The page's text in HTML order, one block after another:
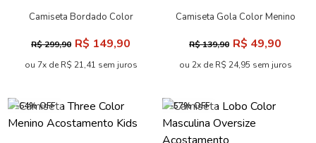
Camiseta Bordado Color
R$ 299,90 R$ 149,90
ou 7x de R$ 21,41 sem juros
Camiseta Gola Color Menino
R$ 139,90 R$ 49,90
ou 2x de R$ 24,95 sem juros
-64% OFF -57% OFF